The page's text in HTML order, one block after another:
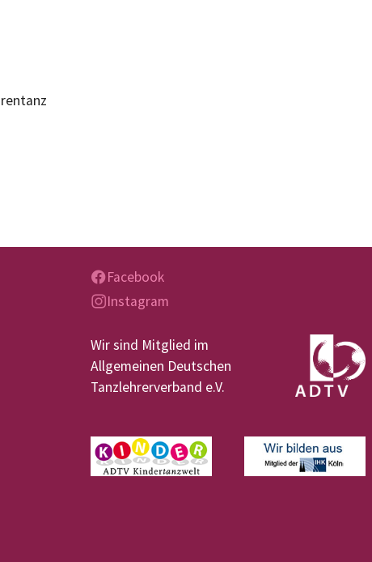
Facebook
Instagram
Wir sind Mitglied im
Allgemeinen Deutschen
Tanzlehrerverband e.V.